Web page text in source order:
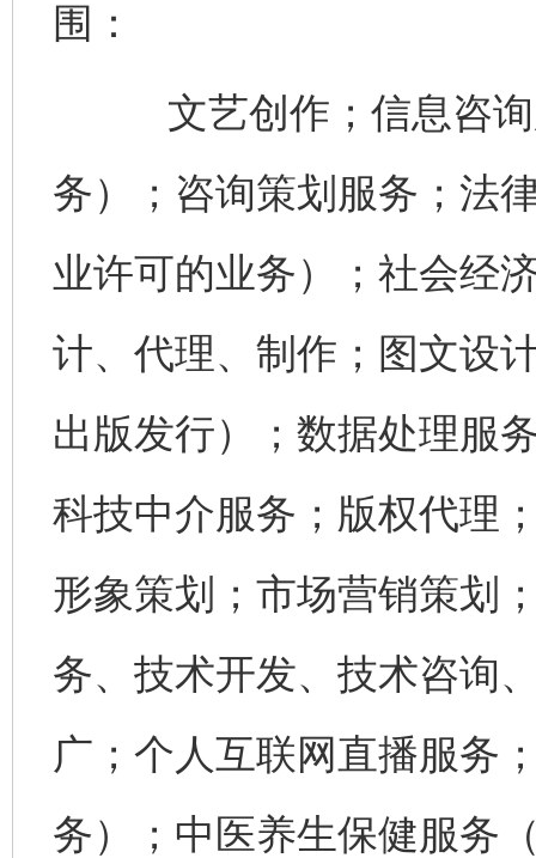
围：
文艺创作；信息咨询
务）；咨询策划服务；法
业许可的业务）；社会经
计、代理、制作；图文设
出版发行）；数据处理服
科技中介服务；版权代理
形象策划；市场营销策划
务、技术开发、技术咨询
广；个人互联网直播服务
务）；中医养生保健服务